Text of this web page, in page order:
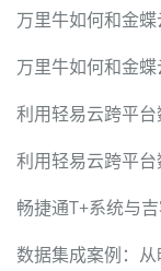
万里牛如何和金
万里牛如何和金
利用轻易云跨平
利用轻易云跨平
畅捷通T+系统与
数据集成案例：